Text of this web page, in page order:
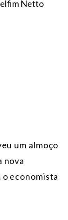
um almoço
nova
economista